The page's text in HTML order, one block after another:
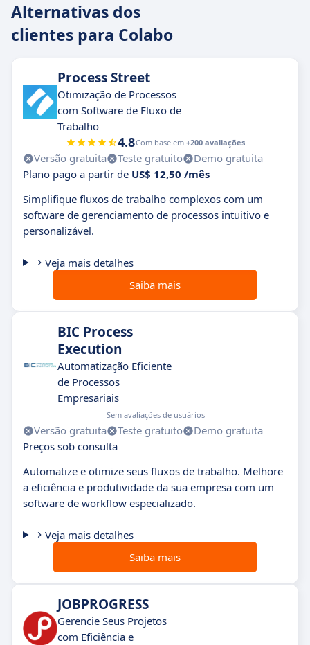
Alternativas dos
clientes para Colabo
Process Street
Otimização de Processos
com Software de Fluxo de
Trabalho
4.8Com base em +200 avaliações
Versão gratuita Teste gratuito
Demo gratuita
Plano pago a partir de US$ 12,50 /mês
Simplifique fluxos de trabalho complexos com um
software de gerenciamento de processos intuitivo e
personalizável.
Veja mais detalhes
Saiba mais
BIC Process
Execution
Automatização Eficiente
de Processos
Empresariais
Sem avaliações de usuários
Versão gratuita Teste gratuito
Demo gratuita
Preços sob consulta
Automatize e otimize seus fluxos de trabalho. Melhore
a eficiência e produtividade da sua empresa com um
software de workflow especializado.
Veja mais detalhes
Saiba mais
JOBPROGRESS
Gerencie Seus Projetos
com Eficiência e